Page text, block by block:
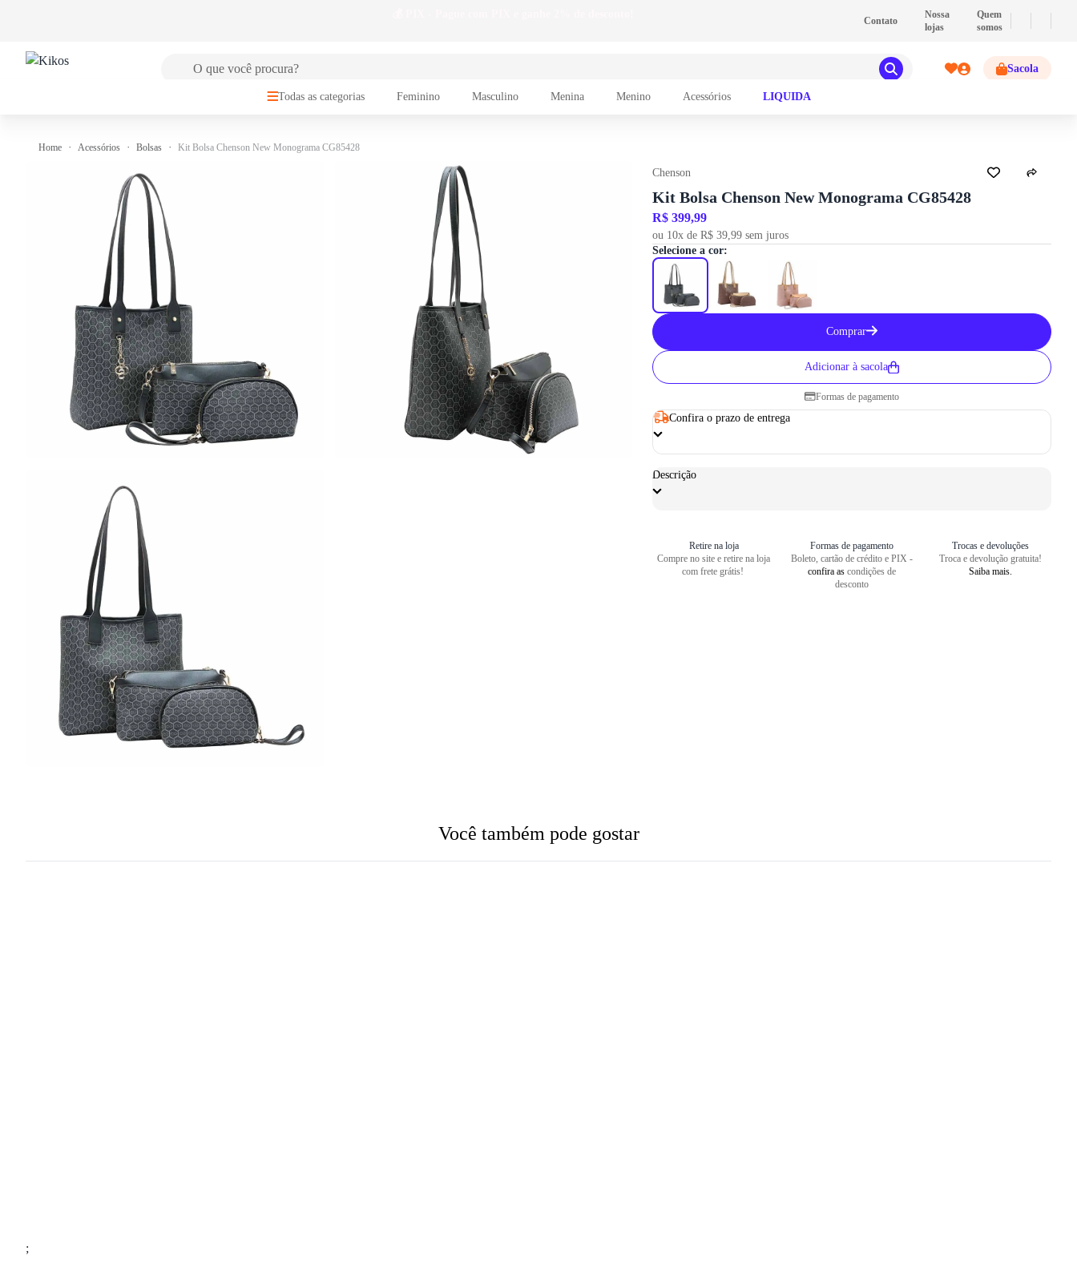
PIX - Pague com PIX e ganhe 2% de
Contato
Nossa
lojas
Quem
somos
Sacola
Todas as categorias Feminino Masculino Menina Menino Acessórios LIQUIDA
Home Acessórios Bolsas Kit Bolsa Chenson New Monograma CG85428
Chenson
Kit Bolsa Chenson New Monograma CG85428
R$ 399,99
ou 10x de R$ 39,99 sem juros
Selecione a cor:
Comprar
Adicionar à sacola
Formas de pagamento
Confira o prazo de entrega
Descrição
Retire na loja
Compre no site e retire na loja
com frete grátis!
Formas de pagamento
Boleto, cartão de crédito e PIX -
confira as condições de
desconto
Trocas e devoluções
Troca e devolução gratuita!
Saiba mais.
Você também pode gostar
;